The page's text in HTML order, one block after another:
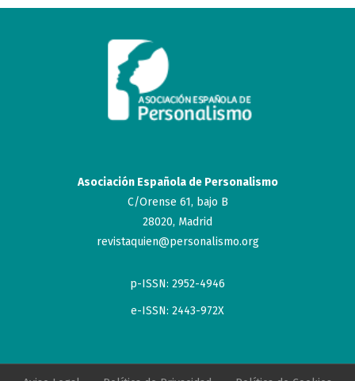
Asociación Española de Personalismo
C/Orense 61, bajo B
28020, Madrid
revistaquien@personalismo.org
p-ISSN: 2952-4946
e-ISSN: 2443-972X